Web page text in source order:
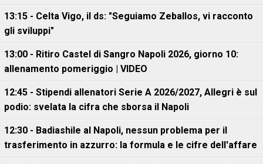
13:15 - Celta Vigo, il ds: "Seguiamo Zeballos, vi racconto
gli sviluppi"
13:00 - Ritiro Castel di Sangro Napoli 2026, giorno 10:
allenamento pomeriggio | VIDEO
12:45 - Stipendi allenatori Serie A 2026/2027, Allegri è sul
podio: svelata la cifra che sborsa il Napoli
12:30 - Badiashile al Napoli, nessun problema per il
trasferimento in azzurro: la formula e le cifre dell'affare